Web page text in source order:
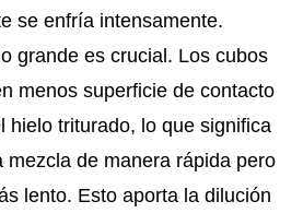
se enfría intensamente.
grande es crucial. Los cubos
menos superficie de contacto
hielo triturado, lo que significa
mezcla de manera rápida pero
lento. Esto aporta la dilución